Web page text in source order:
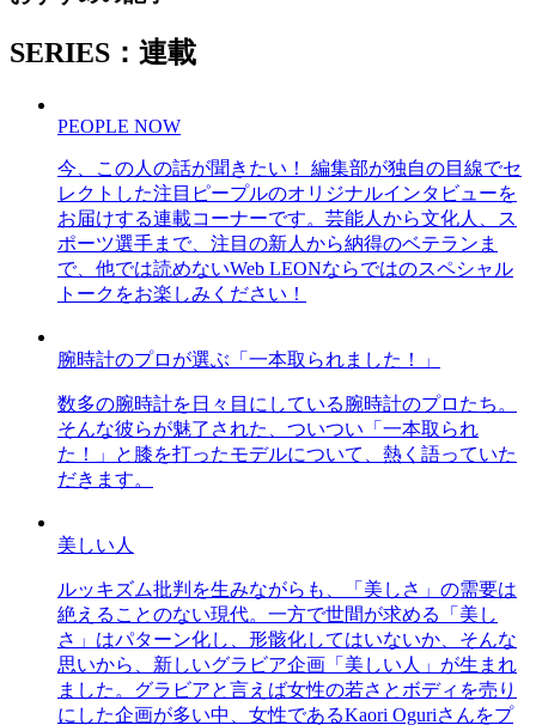
SERIES：連載
PEOPLE NOW
今、この人の話が聞きたい！ 編集部が独自の目線でセ
レクトした注目ピープルのオリジナルインタビューを
お届けする連載コーナーです。芸能人から文化人、ス
ポーツ選手まで、注目の新人から納得のベテランま
で、他では読めないWeb LEONならではのスペシャル
トークをお楽しみください！
腕時計のプロが選ぶ「一本取られました！」
数多の腕時計を日々目にしている腕時計のプロたち。
そんな彼らが魅了された、ついつい「一本取られ
た！」と膝を打ったモデルについて、熱く語っていた
だきます。
美しい人
ルッキズム批判を生みながらも、「美しさ」の需要は
絶えることのない現代。一方で世間が求める「美し
さ」はパターン化し、形骸化してはいないか、そんな
思いから、新しいグラビア企画「美しい人」が生まれ
ました。グラビアと言えば女性の若さとボディを売り
にした企画が多い中、女性であるKaori Oguriさんをプ